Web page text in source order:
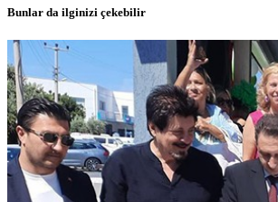
Bunlar da ilginizi çekebilir